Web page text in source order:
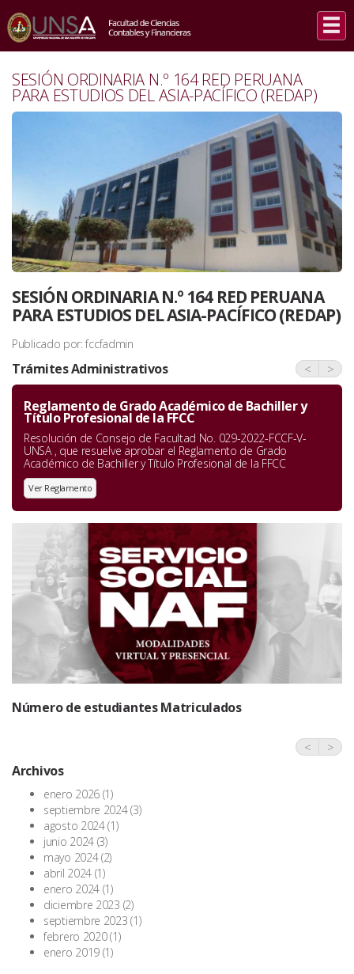
INICIO EVENTOS
SESIÓN ORDINARIA N.º 164 RED PERUANA PARA ESTUDIOS DEL ASIA-
PACÍFICO (REDAP)
SESIÓN ORDINARIA N.º 164 RED PERUANA
PARA ESTUDIOS DEL ASIA-PACÍFICO (REDAP)
SESIÓN ORDINARIA N.º 164 RED PERUANA
PARA ESTUDIOS DEL ASIA-PACÍFICO (REDAP)
Publicado por: fccfadmin
Trámites Administrativos < >
Reglamento de Grado Académico de Bachiller y
Título Profesional de la FFCC
Resolución de Consejo de Facultad No. 029-2022-FCCF-V-
UNSA , que resuelve aprobar el Reglamento de Grado
Académico de Bachiller y Título Profesional de la FFCC
Ver Reglamento
Número de estudiantes Matriculados
< >
Archivos
enero 2026 (1)
septiembre 2024(3)
agosto 2024(1)
junio 2024 (3)
mayo 2024(2)
abril 2024 (1)
enero 2024 (1)
diciembre 2023 (2)
septiembre 2023 (1)
febrero 2020(1)
enero 2019 (1)